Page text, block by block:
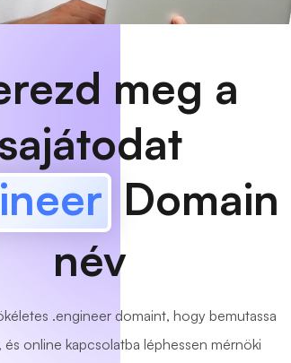
meg a
sajátodat
Domain
név
.engineer domaint, hogy bemutassa
és online kapcsolatba léphessen mérnöki